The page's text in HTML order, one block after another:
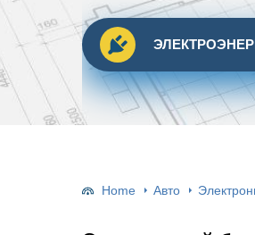
Home Авто